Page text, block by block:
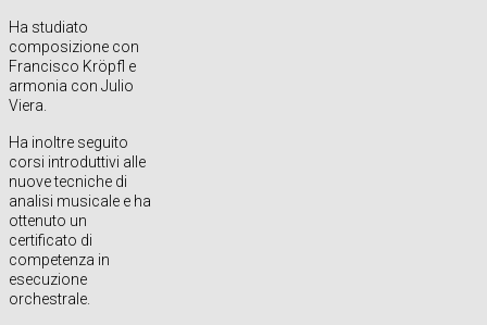
Ha studiato
composizione con
Francisco Kröpfl e
armonia con Julio
Viera.
Ha inoltre seguito
corsi introduttivi alle
nuove tecniche di
analisi musicale e ha
ottenuto un
certificato di
competenza in
esecuzione
orchestrale.